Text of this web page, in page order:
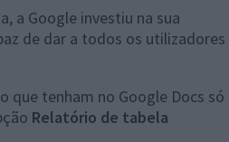
a Google investiu na sua
de dar a todos os utilizadores
que tenham no Google Docs só
Relatório de tabela